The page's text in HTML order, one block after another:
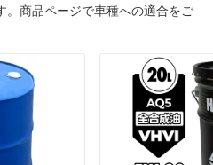
。商品ページで車種への適合をご